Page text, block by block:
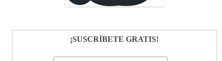
¡SUSCRÍBETE GRATIS!